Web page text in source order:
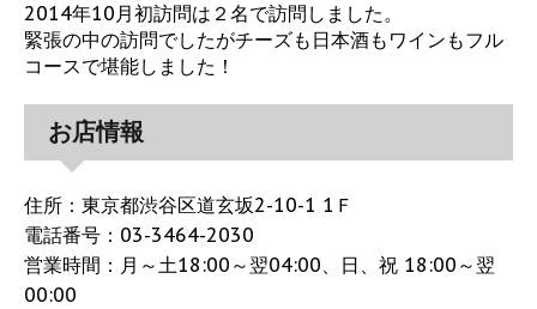
る、小さいバル「フロマージュ倶楽部」さん（お店へのリ...
2014年10月初訪問は２名で訪問しました。
緊張の中の訪問でしたがチーズも日本酒もワインもフル
コースで堪能しました！
お店情報
住所：東京都渋谷区道玄坂2-10-1 1Ｆ
電話番号：03-3464-2030
営業時間：月～土18:00～翌04:00、日、祝 18:00～翌
00:00